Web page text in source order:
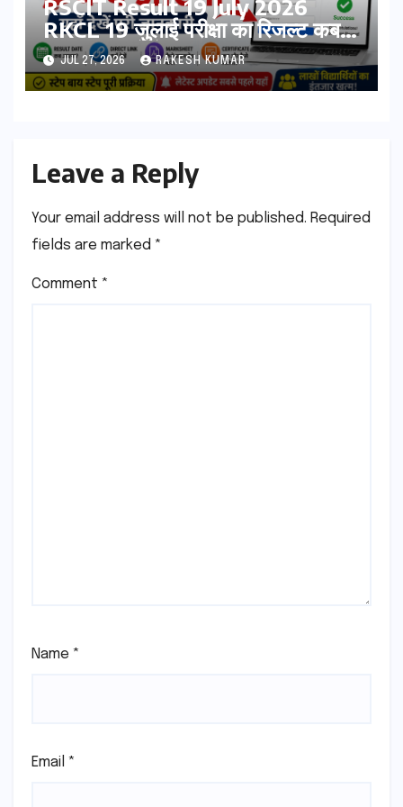
RSCIT Result 19 July 2026
RKCL 19 जुलाई परीक्षा का रिजल्ट कब
आएगा? यहां देखें Result Date,
Direct Link, Marksheet
Download Process
JUL 27, 2026 RAKESH KUMAR
Leave a Reply
Your email address will not be published. Required
fields are marked *
Comment *
Name *
Email *